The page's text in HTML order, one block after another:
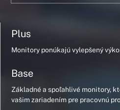
Plus
Monitory ponúkajú vylepšený
Base
Základné a spoľahlivé monitory,
vašim zariadením pre pracovnú